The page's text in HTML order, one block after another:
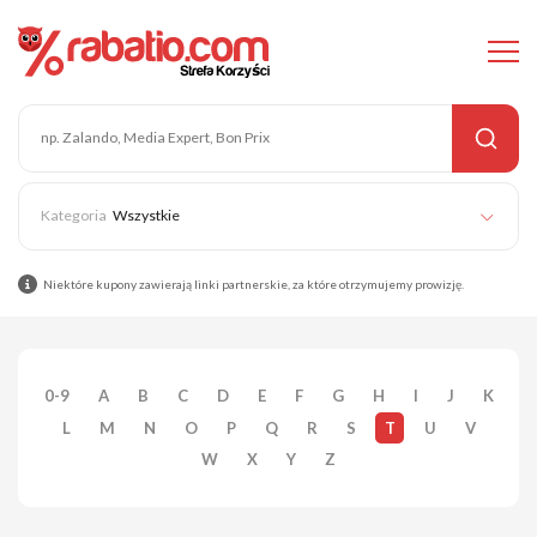
Wszystkie
Niektóre kupony zawierają linki partnerskie, za które otrzymujemy prowizję.
0-9 A B C D E F G H I J
K
L
M N O P Q R S T U
V
W
X Y Z